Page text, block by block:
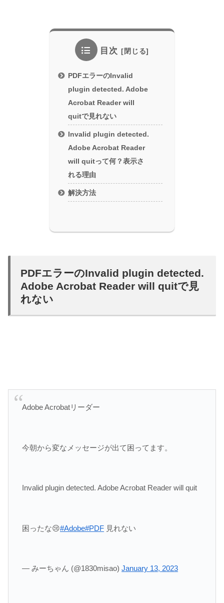
目次
PDFエラーのInvalid
plugin detected. Adobe
Acrobat Reader will
quitで見れない
Invalid plugin detected.
Adobe Acrobat Reader
will quitって何？表示さ
れる理由
解決方法
PDFエラーのInvalid plugin detected.
Adobe Acrobat Reader will quitで見
れない
Adobe Acrobatリーダー
今朝から変なメッセージが出て困ってます。
Invalid plugin detected. Adobe Acrobat Reader will quit
困ったな😢#Adobe#PDF 見れない
— みーちゃん (@1830misao) January 13, 2023